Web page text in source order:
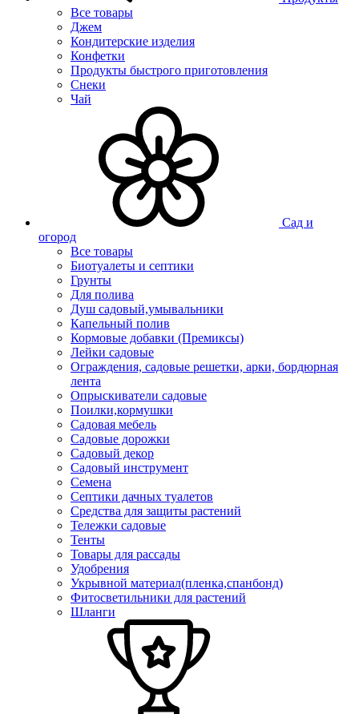
Все товары
Джем
Кондитерские изделия
Конфетки
Продукты быстрого приготовления
Снеки
Чай
Сад и
огород
Все товары
Биотуалеты и септики
Грунты
Для полива
Душ садовый,умывальники
Капельный полив
Кормовые добавки (Премиксы)
Лейки садовые
Ограждения, садовые решетки, арки, бордюрная
лента
Опрыскиватели садовые
Поилки,кормушки
Садовая мебель
Садовые дорожки
Садовый декор
Садовый инструмент
Семена
Септики дачных туалетов
Средства для защиты растений
Тележки садовые
Тенты
Товары для рассады
Удобрения
Укрывной материал(пленка,спанбонд)
Фитосветильники для растений
Шланги